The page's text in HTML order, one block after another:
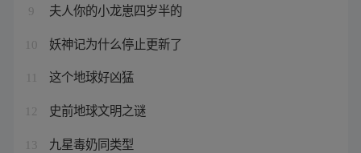
9 夫人你的小龙崽四岁半的
10 妖神记为什么停止更新了
这个地球好凶猛
12 史前地球文明之谜
13 九星毒奶同类型